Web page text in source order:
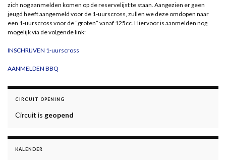
zich nog aanmelden komen op de reservelijst te staan. Aangezien er geen
jeugd heeft aangemeld voor de 1-uurscross, zullen we deze omdopen naar
een 1-uurscross voor de “groten” vanaf 125cc. Hiervoor is aanmelden nog
mogelijk via de volgende link:
INSCHRIJVEN 1-uurscross
AANMELDEN BBQ
CIRCUIT OPENING
Circuit is geopend
KALENDER